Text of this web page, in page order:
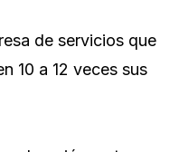
de servicios que
10 a 12 veces sus